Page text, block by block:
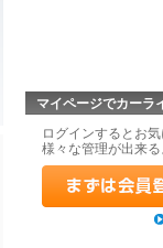
マイページでカーラ
ログインするとお
様々な管理が出来